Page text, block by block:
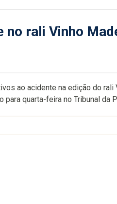
no rali Vinho
ao acidente na edição do
quarta-feira no Tribunal da